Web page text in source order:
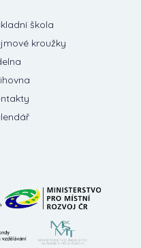
škola
kroužky